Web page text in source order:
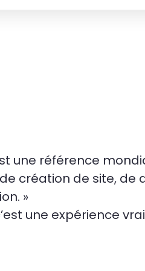
une référence
création de site, de
»
une expérience